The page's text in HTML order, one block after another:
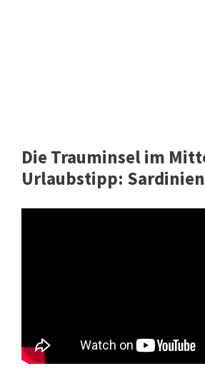
Die Trauminsel im
Urlaubstipp: Sardinien